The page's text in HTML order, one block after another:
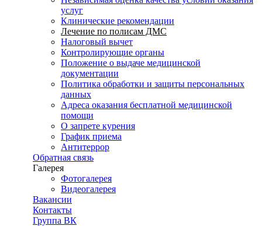
услуг
Клинические рекомендации
Лечение по полисам ДМС
Налоговый вычет
Контролирующие органы
Положение о выдаче медицинской
документации
Политика обработки и защиты персональных
данных
Адреса оказания бесплатной медицинской
помощи
О запрете курения
График приема
Антитеррор
Обратная связь
Галерея
Фотогалерея
Видеогалерея
Вакансии
Контакты
Группа ВК